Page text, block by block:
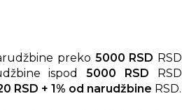
preko 5000 RSD RSD
ispod5000 RSD RSD
RSD + 1% od narudžbine RSD.